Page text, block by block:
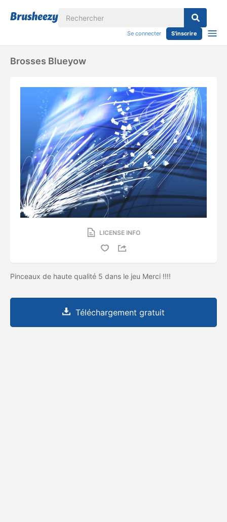
Se connecter S'inscrire
Brosses Blueyow
LICENSE INFO
Pinceaux de haute qualité 5 dans le jeu Merci !!!!
Téléchargement gratuit